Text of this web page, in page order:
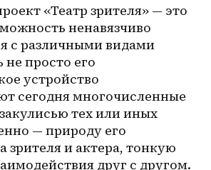
«Театр зрителя» — это
ненавязчиво
с различными видами
просто его
устройство
сегодня многочисленные
тех или иных
— природу его
зрителя и актера, тонкую
друг с другом.